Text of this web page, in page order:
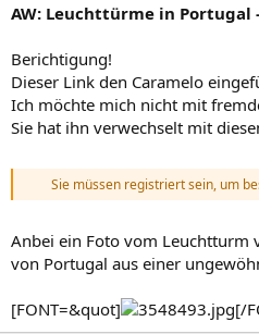
AW: Leuchttürme in Portugal
Berichtigung!
Dieser Link den Caramelo
Ich möchte mich nicht mit
Sie hat ihn verwechselt mit
Sie müssen registriert sein, um
Anbei ein Foto vom Leuchtturm
von Portugal aus einer
[FONT=&quot] [/